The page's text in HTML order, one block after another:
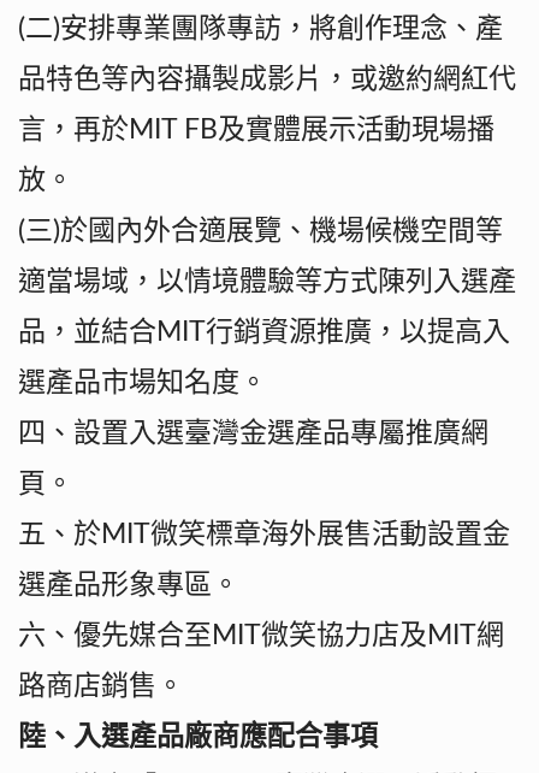
(二)安排專業團隊專訪，將創作理念、產
品特色等內容攝製成影片，或邀約網紅代
言，再於MIT FB及實體展示活動現場播
放。
(三)於國內外合適展覽、機場候機空間等
適當場域，以情境體驗等方式陳列入選產
品，並結合MIT行銷資源推廣，以提高入
選產品市場知名度。
四、設置入選臺灣金選產品專屬推廣網
頁。
五、於MIT微笑標章海外展售活動設置金
選產品形象專區。
六、優先媒合至MIT微笑協力店及MIT網
路商店銷售。
陸、入選產品廠商應配合事項